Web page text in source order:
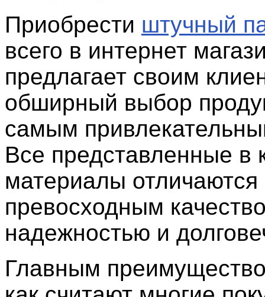
Приобрести штучный
всего в интернет
предлагает своим
обширный выбор
самым
Все представленные в
материалы отличаются
превосходным
надежностью и
Главным